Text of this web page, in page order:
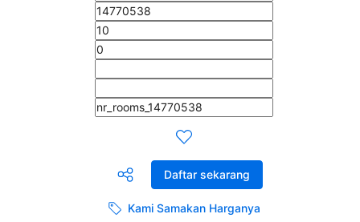
Daftar sekarang
Kami Samakan Harganya